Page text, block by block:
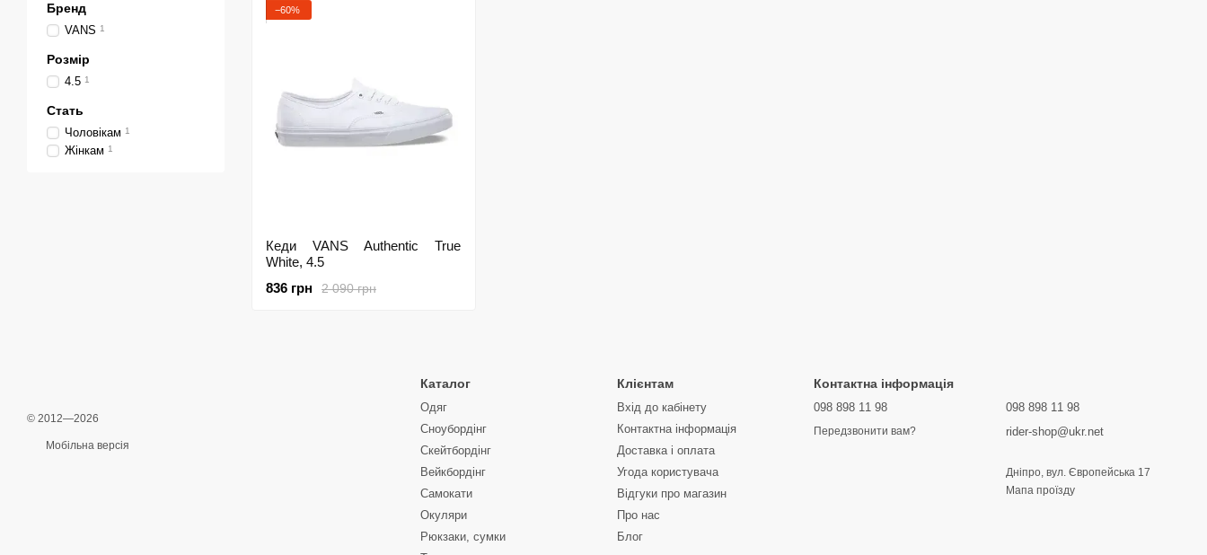
−60%
Кеди VANS Authentic True
White, 4.5
2 090 грн
836 грн
Бренд
VANS 1
Розмір
4.5 1
Стать
Чоловікам 1
Жінкам 1
© 2012—2026
Мобільна версія
Каталог
Одяг
Сноубордiнг
Скейтбордінг
Вейкбордінг
Самокати
Окуляри
Рюкзаки, сумки
Клієнтам
Вхід до кабінету
Контактна інформація
Доставка і оплата
Угода користувача
Відгуки про магазин
Про нас
Блог
Контактна інформація
098 898 11 98
Передзвонити вам?
098 898 11 98
rider-shop@ukr.net
Дніпро, вул. Європейська 17
Мапа проїзду